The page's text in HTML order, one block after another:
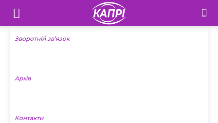
Телебачення
«Капрі»
Новини
Зворотній зв’язок
Архів
Контакти